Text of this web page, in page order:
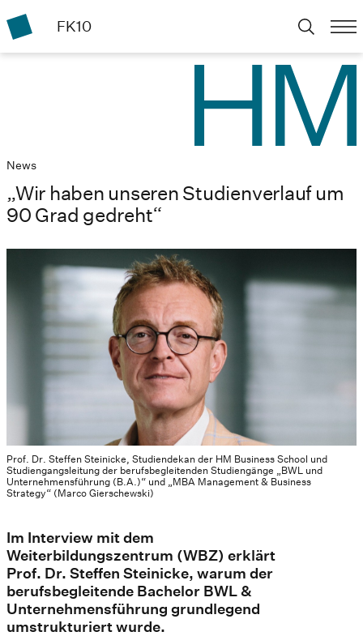
FK10
News
„Wir haben unseren Studienverlauf um
90 Grad gedreht“
Prof. Dr. Steffen Steinicke, Studiendekan der HM Business School und
Studiengangsleitung der berufsbegleitenden Studiengänge „BWL und
Unternehmensführung (B.A.)“ und „MBA Management & Business
Strategy“ (Marco Gierschewski)
Im Interview mit dem
Weiterbildungszentrum (WBZ) erklärt
Prof. Dr. Steffen Steinicke, warum der
berufsbegleitende Bachelor BWL &
Unternehmensführung grundlegend
umstrukturiert wurde.